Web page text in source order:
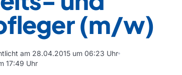
(m/w)
am 28.04.2015 um 06:23 Uhr
17:49 Uhr